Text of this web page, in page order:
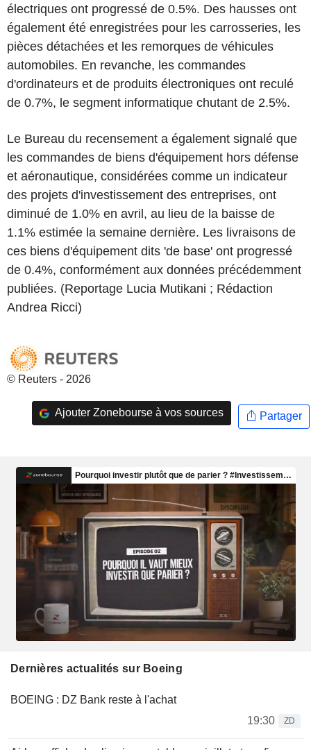
électriques ont progressé de 0.5%. Des hausses ont
également été enregistrées pour les carrosseries, les
pièces détachées et les remorques de véhicules
automobiles. En revanche, les commandes
d'ordinateurs et de produits électroniques ont reculé
de 0.7%, le segment informatique chutant de 2.5%.
Le Bureau du recensement a également signalé que
les commandes de biens d'équipement hors défense
et aéronautique, considérées comme un indicateur
des projets d'investissement des entreprises, ont
diminué de 1.0% en avril, au lieu de la baisse de
1.1% estimée la semaine dernière. Les livraisons de
ces biens d'équipement dits 'de base' ont progressé
de 0.4%, conformément aux données précédemment
publiées. (Reportage Lucia Mutikani ; Rédaction
Andrea Ricci)
© Reuters - 2026
Ajouter Zonebourse à vos sources Partager
Dernières actualités sur Boeing
BOEING : DZ Bank reste à l'achat
19:30
ZD